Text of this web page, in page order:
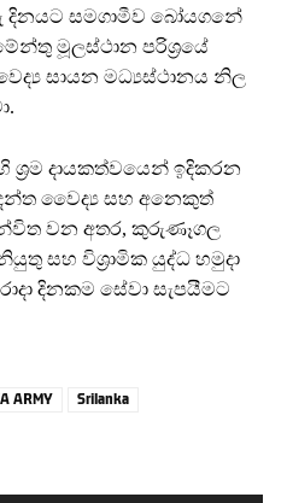
දිනයට සමගාමීව බෝයගනේ
මූලස්ථාන පරිශ්‍රයේ
සායන මධ්‍යස්ථානය නිල
ශ්‍රම දායකත්වයෙන් ඉදිකරන
වෛද්‍ය සහ අනෙකුත්
වන අතර, කුරුණෑගල
සහ විශ්‍රාමික යුද්ධ හමුදා
දිනකම සේවා සැපයීමට
ARMY Srilanka